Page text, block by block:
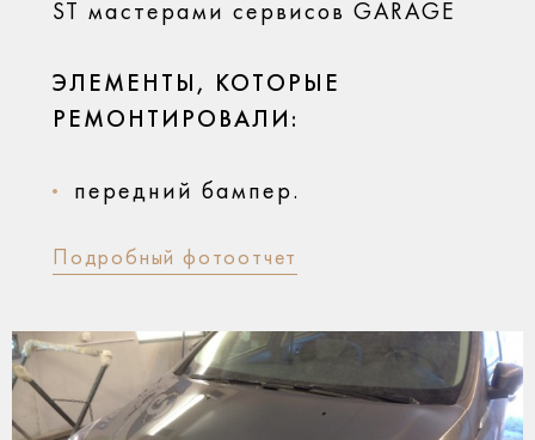
ST мастерами сервисов GARAGE
ЭЛЕМЕНТЫ, КОТОРЫЕ
РЕМОНТИРОВАЛИ:
передний бампер.
Подробный фотоотчет